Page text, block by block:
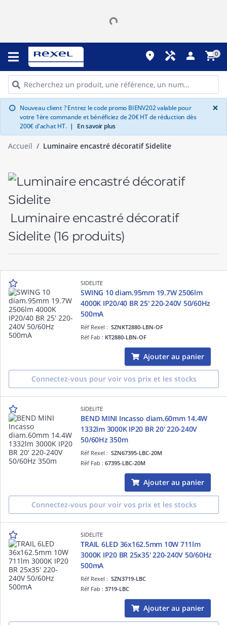
place handyman person shopping_cart0
info Nouveau client ? Entrez le code promo BIENV202 valable pour
votre 1ère commande et bénéficiez de 20€ HT de réduction dès
200€ d'achat HT. | En savoir plus
×
Accueil Luminaire encastré décoratif Sidelite
Luminaire encastré décoratif
Sidelite (16 produits)
SIDELITE
SWING 10 diam.95mm 19.7W 2506lm
4000K IP20/40 BR 25' 220-240V 50/60Hz
500mA
Réf Rexel :SZNKT2880-LBN-OF
Réf Fab : KT2880-LBN-OF
Ajouter au panier
Connectez-vous pour voir vos prix et les stocks
SIDELITE
BEND MINI Incasso diam.60mm 14.4W
1332lm 3000K IP20 BR 20' 220-240V
50/60Hz 350m
Réf Rexel :SZN67395-LBC-20M
Réf Fab :67395-LBC-20M
Ajouter au panier
Connectez-vous pour voir vos prix et les stocks
SIDELITE
TRAIL 6LED 36x162.5mm 10W 711lm
3000K IP20 BR 25x35' 220-240V 50/60Hz
500mA
Réf Rexel :SZN3719-LBC
Réf Fab :3719-LBC
Ajouter au panier